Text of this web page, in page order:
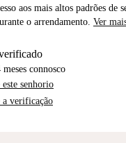
aos mais altos padrões de
o arrendamento. Ver
meses connosco
senhorio
a verificação